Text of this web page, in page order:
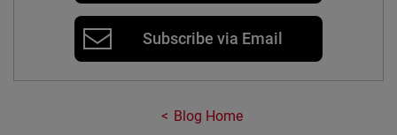
Subscribe via Email
Blog Home